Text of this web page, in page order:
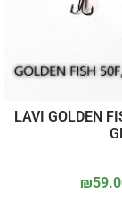
LAVI GOLDEN
₪